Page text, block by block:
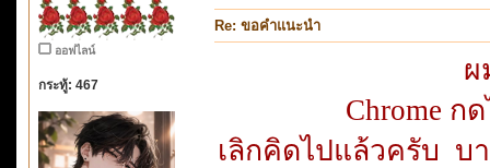
ออฟไลน์
กระทู้: 467
Re: ขอคำแนะนำ
ผ
Chrome ก
เลิกคิดไปแล้วครับ บ